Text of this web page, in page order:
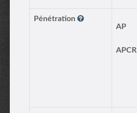
Pénétration
AP
APCR